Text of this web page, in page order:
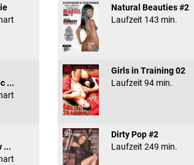
...
...
Natural Beauties #2
Laufzeit 143 min.
Girls in Training 02
Laufzeit 94 min.
Dirty Pop #2
Laufzeit 249 min.